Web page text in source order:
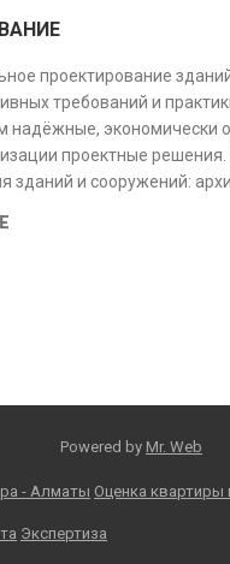
проектирование
требований и
надёжные, экономически
проектные решения.
зданий и сооружений:
Полный цикл работ
Powered by Mr. Web
- Алматы Оценка квартиры
Экспертиза